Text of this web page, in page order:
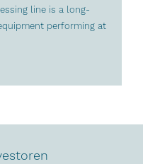
line is a long-
performing at